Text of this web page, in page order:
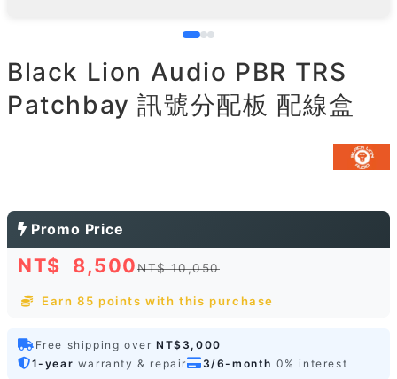
Black Lion Audio PBR TRS
Patchbay 訊號分配板 配線盒
Promo Price
NT$ 8,500NT$ 10,050
Earn 85 points with this purchase
Free shipping overNT$3,000
1-year warranty & repair 3/6-month 0% interest